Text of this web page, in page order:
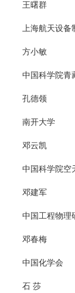
王曙群
上海航天设备
方小敏
中国科学院青
孔德领
南开大学
邓云凯
中国科学院空
邓建军
中国工程物理
邓春梅
中国化学会
石 莎